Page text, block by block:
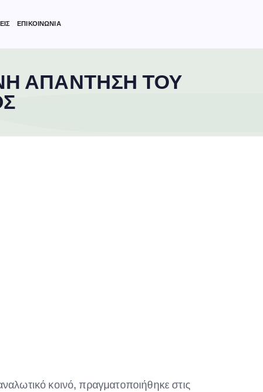
ΕΠΙΚΟΙΝΩΝΙΑ
ΑΠΑΝΤΗΣΗ ΤΟΥ
κοινό, πραγματοποιήθηκε στις